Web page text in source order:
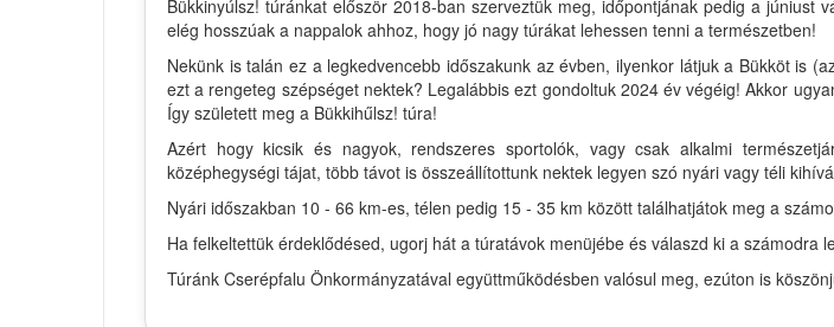
Bükkinyúlsz! túránkat először 2018-ban szerveztük meg, időpontjának pedig a
elég hosszúak a nappalok ahhoz, hogy jó nagy túrákat lehessen tenni a természetben!
Nekünk is talán ez a legkedvencebb időszakunk az évben, ilyenkor látjuk a Bükköt is
ezt a rengeteg szépséget nektek? Legalábbis ezt gondoltuk 2024 év végéig! Akkor
Így született meg a Bükkihűlsz! túra!
Azért hogy kicsik és nagyok, rendszeres sportolók, vagy csak alkalmi
középhegységi tájat, több távot is összeállítottunk nektek legyen szó nyári vagy téli
Nyári időszakban 10 - 66 km-es, télen pedig 15 - 35 km között találhatjátok meg a
Ha felkeltettük érdeklődésed, ugorj hát a túratávok menüjébe és válaszd ki a számodra
Túránk Cserépfalu Önkormányzatával együttműködésben valósul meg, ezúton is